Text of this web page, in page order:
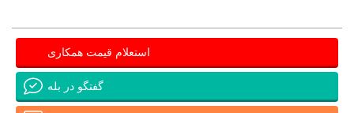
استعلام قیمت همکاری
گفتگو در بله